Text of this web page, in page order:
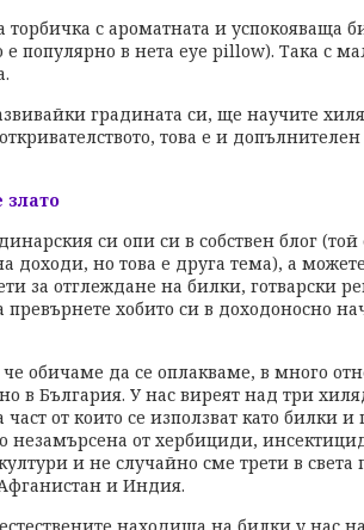
с ароматната и успокояваща
е популярно в нета eye pillow). Така с
градината си, ще научите
това е и
злато
си опи си в собствен блог
доходи, но това е друга тема), а
за отглеждане на билки, готварски
превърнете хобито си в доходоносно
че обичаме да се оплакваме, в много
в България. У нас виреят над три
част от които се използват като билки
незамърсена от хербициди,
и не случайно сме трети в света
и Индия.